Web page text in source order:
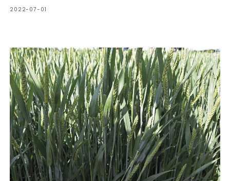
2022-07-01